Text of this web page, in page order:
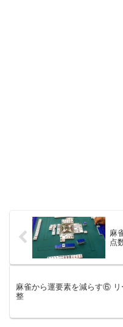
麻
点
麻雀から運要素を減らす⑥ リ
整